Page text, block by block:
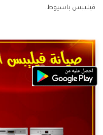
فيليبس باسيوط.